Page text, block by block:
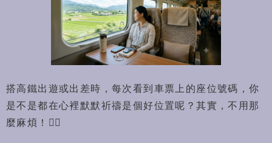
搭高鐵出遊或出差時，每次看到車票上的座位號碼，你
是不是都在心裡默默祈禱是個好位置呢？其實，不用那
麼麻煩！🙅‍♂️